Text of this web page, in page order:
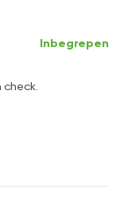
Inbegrepen